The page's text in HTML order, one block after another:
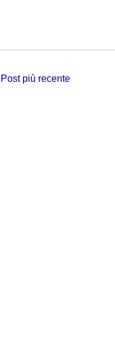
Post più recente